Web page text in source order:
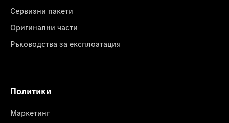
Сервизни пакети
Оригинални части
Ръководства за експлоатация
Политики
Маркетинг